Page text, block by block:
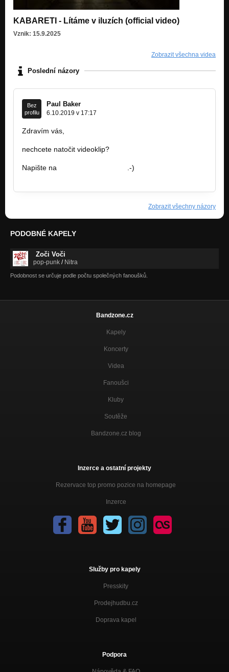
KABARETI - Lítáme v iluzích (official video)
Vznik: 15.9.2025
Zobrazit všechna videa
Poslední názory
Bez
profilu
Paul Baker
6.10.2019 v 17:17
Zdravím vás,
nechcete natočit videoklip?
Napište na
.-)
Zobrazit všechny názory
PODOBNÉ KAPELY
Zoči Voči
pop-punk / Nitra
Podobnost se určuje podle počtu společných fanoušků.
Bandzone.cz
Kapely
Koncerty
Videa
Fanoušci
Kluby
Soutěže
Bandzone.cz blog
Inzerce a ostatní projekty
Rezervace top promo pozice na homepage
Inzerce
Služby pro kapely
Presskity
Prodejhudbu.cz
Doprava kapel
Podpora